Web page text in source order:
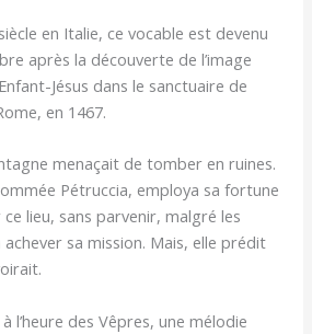
en Italie, ce vocable est devenu
après la découverte de l’image
Jésus dans le sanctuaire de
en 1467.
menaçait de tomber en ruines.
Pétruccia, employa sa fortune
lieu, sans parvenir, malgré les
achever sa mission. Mais, elle prédit
l’heure des Vêpres, une mélodie